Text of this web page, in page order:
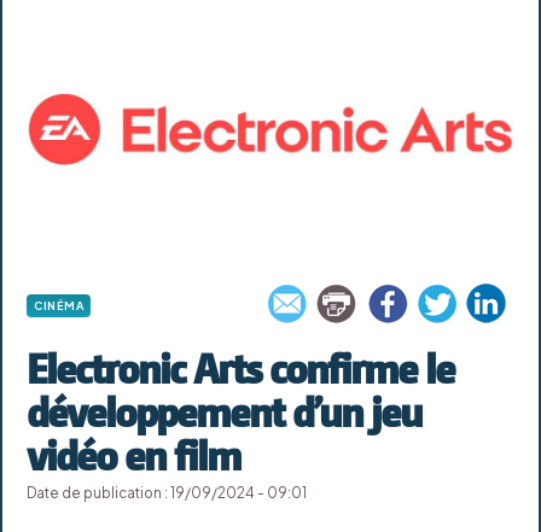
CINÉMA
Electronic Arts confirme le
développement d’un jeu
vidéo en film
Date de publication : 19/09/2024 - 09:01